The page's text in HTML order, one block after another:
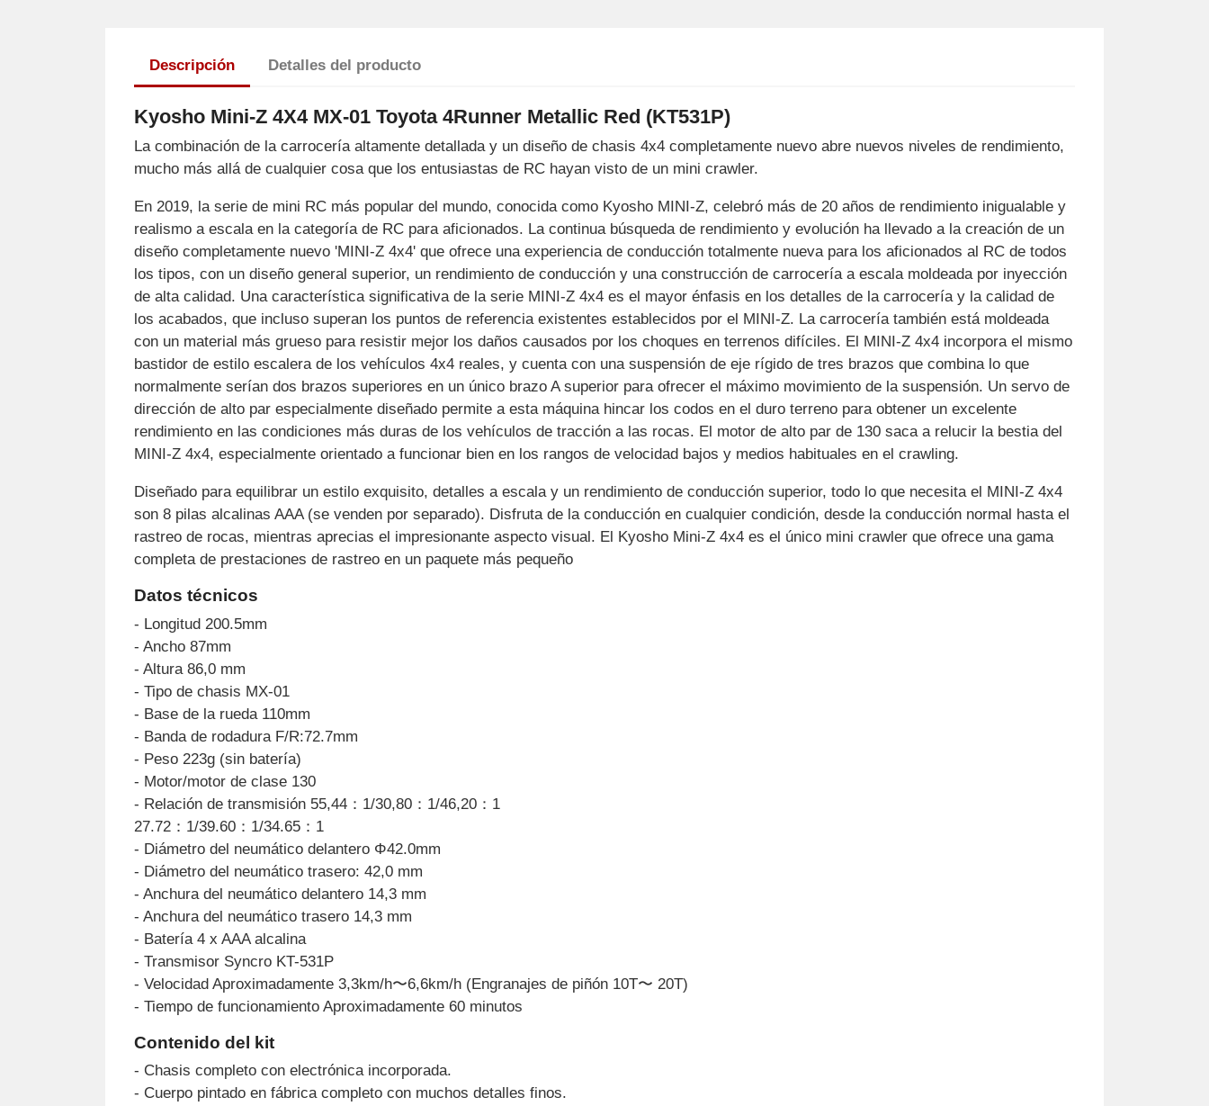
Descripción Detalles del producto
Kyosho Mini-Z 4X4 MX-01 Toyota 4Runner Metallic Red (KT531P)
La combinación de la carrocería altamente detallada y un diseño de chasis 4x4 completamente nuevo abre nuevos niveles de rendimiento,
mucho más allá de cualquier cosa que los entusiastas de RC hayan visto de un mini crawler.
En 2019, la serie de mini RC más popular del mundo, conocida como Kyosho MINI-Z, celebró más de 20 años de rendimiento inigualable y
realismo a escala en la categoría de RC para aficionados. La continua búsqueda de rendimiento y evolución ha llevado a la creación de un
diseño completamente nuevo 'MINI-Z 4x4' que ofrece una experiencia de conducción totalmente nueva para los aficionados al RC de todos
los tipos, con un diseño general superior, un rendimiento de conducción y una construcción de carrocería a escala moldeada por inyección
de alta calidad. Una característica significativa de la serie MINI-Z 4x4 es el mayor énfasis en los detalles de la carrocería y la calidad de
los acabados, que incluso superan los puntos de referencia existentes establecidos por el MINI-Z. La carrocería también está moldeada
con un material más grueso para resistir mejor los daños causados por los choques en terrenos difíciles. El MINI-Z 4x4 incorpora el mismo
bastidor de estilo escalera de los vehículos 4x4 reales, y cuenta con una suspensión de eje rígido de tres brazos que combina lo que
normalmente serían dos brazos superiores en un único brazo A superior para ofrecer el máximo movimiento de la suspensión. Un servo de
dirección de alto par especialmente diseñado permite a esta máquina hincar los codos en el duro terreno para obtener un excelente
rendimiento en las condiciones más duras de los vehículos de tracción a las rocas. El motor de alto par de 130 saca a relucir la bestia del
MINI-Z 4x4, especialmente orientado a funcionar bien en los rangos de velocidad bajos y medios habituales en el crawling.
Diseñado para equilibrar un estilo exquisito, detalles a escala y un rendimiento de conducción superior, todo lo que necesita el MINI-Z 4x4
son 8 pilas alcalinas AAA (se venden por separado). Disfruta de la conducción en cualquier condición, desde la conducción normal hasta el
rastreo de rocas, mientras aprecias el impresionante aspecto visual. El Kyosho Mini-Z 4x4 es el único mini crawler que ofrece una gama
completa de prestaciones de rastreo en un paquete más pequeño
Datos técnicos
- Longitud 200.5mm
- Ancho 87mm
- Altura 86,0 mm
- Tipo de chasis MX-01
- Base de la rueda 110mm
- Banda de rodadura F/R:72.7mm
- Peso 223g (sin batería)
- Motor/motor de clase 130
- Relación de transmisión 55,44：1/30,80：1/46,20：1
27.72：1/39.60：1/34.65：1
- Diámetro del neumático delantero Φ42.0mm
- Diámetro del neumático trasero: 42,0 mm
- Anchura del neumático delantero 14,3 mm
- Anchura del neumático trasero 14,3 mm
- Batería 4 x AAA alcalina
- Transmisor Syncro KT-531P
- Velocidad Aproximadamente 3,3km/h〜6,6km/h (Engranajes de piñón 10T〜 20T)
- Tiempo de funcionamiento Aproximadamente 60 minutos
Contenido del kit
- Chasis completo con electrónica incorporada.
- Cuerpo pintado en fábrica completo con muchos detalles finos.